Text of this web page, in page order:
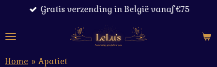
naar
hoofdinhoud
Gratis verzending in België vanaf €75
Home » Apatiet